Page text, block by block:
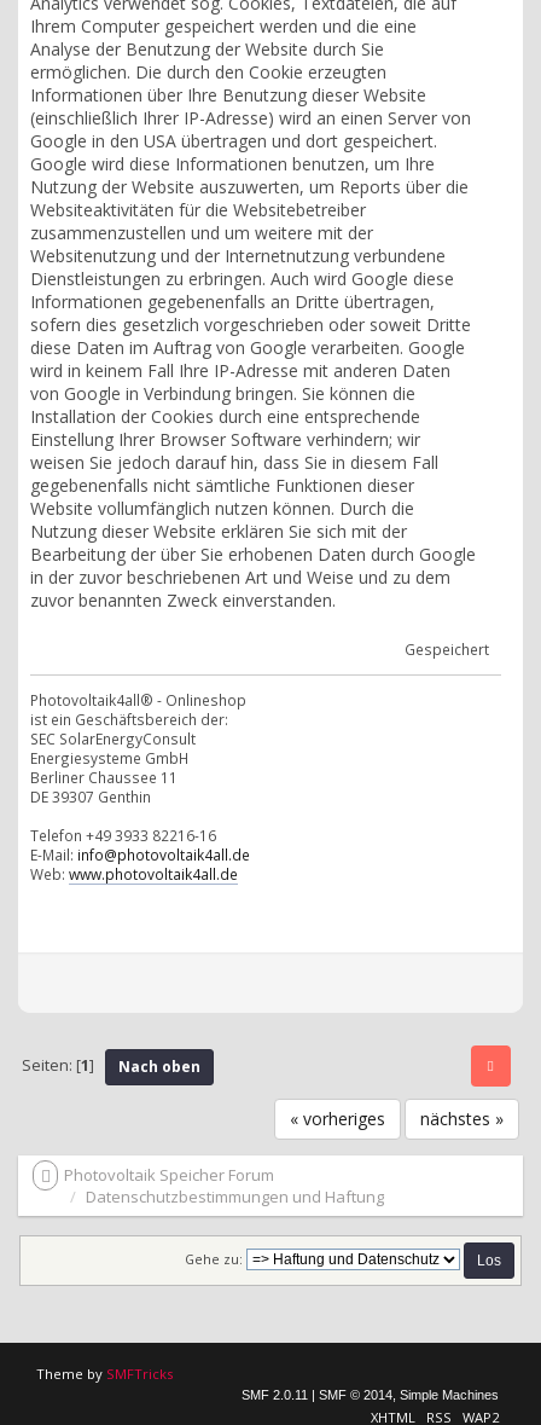
Ihrem Computer gespeichert werden und die eine
Analyse der Benutzung der Website durch Sie
ermöglichen. Die durch den Cookie erzeugten
Informationen über Ihre Benutzung dieser Website
(einschließlich Ihrer IP-Adresse) wird an einen Server von
Google in den USA übertragen und dort gespeichert.
Google wird diese Informationen benutzen, um Ihre
Nutzung der Website auszuwerten, um Reports über die
Websiteaktivitäten für die Websitebetreiber
zusammenzustellen und um weitere mit der
Websitenutzung und der Internetnutzung verbundene
Dienstleistungen zu erbringen. Auch wird Google diese
Informationen gegebenenfalls an Dritte übertragen,
sofern dies gesetzlich vorgeschrieben oder soweit Dritte
diese Daten im Auftrag von Google verarbeiten. Google
wird in keinem Fall Ihre IP-Adresse mit anderen Daten
von Google in Verbindung bringen. Sie können die
Installation der Cookies durch eine entsprechende
Einstellung Ihrer Browser Software verhindern; wir
weisen Sie jedoch darauf hin, dass Sie in diesem Fall
gegebenenfalls nicht sämtliche Funktionen dieser
Website vollumfänglich nutzen können. Durch die
Nutzung dieser Website erklären Sie sich mit der
Bearbeitung der über Sie erhobenen Daten durch Google
in der zuvor beschriebenen Art und Weise und zu dem
zuvor benannten Zweck einverstanden.
Gespeichert
Photovoltaik4all® - Onlineshop
ist ein Geschäftsbereich der:
SEC SolarEnergyConsult
Energiesysteme GmbH
Berliner Chaussee 11
DE 39307 Genthin
Telefon +49 3933 82216-16
E-Mail: info@photovoltaik4all.de
Web: www.photovoltaik4all.de
Seiten: [1] Nach oben
« vorheriges nächstes »
Photovoltaik Speicher Forum
Datenschutzbestimmungen und Haftung
Gehe zu:
Theme by SMFTricks
SMF 2.0.11 SMF © 2014 Simple Machines
XHTML RSS WAP2